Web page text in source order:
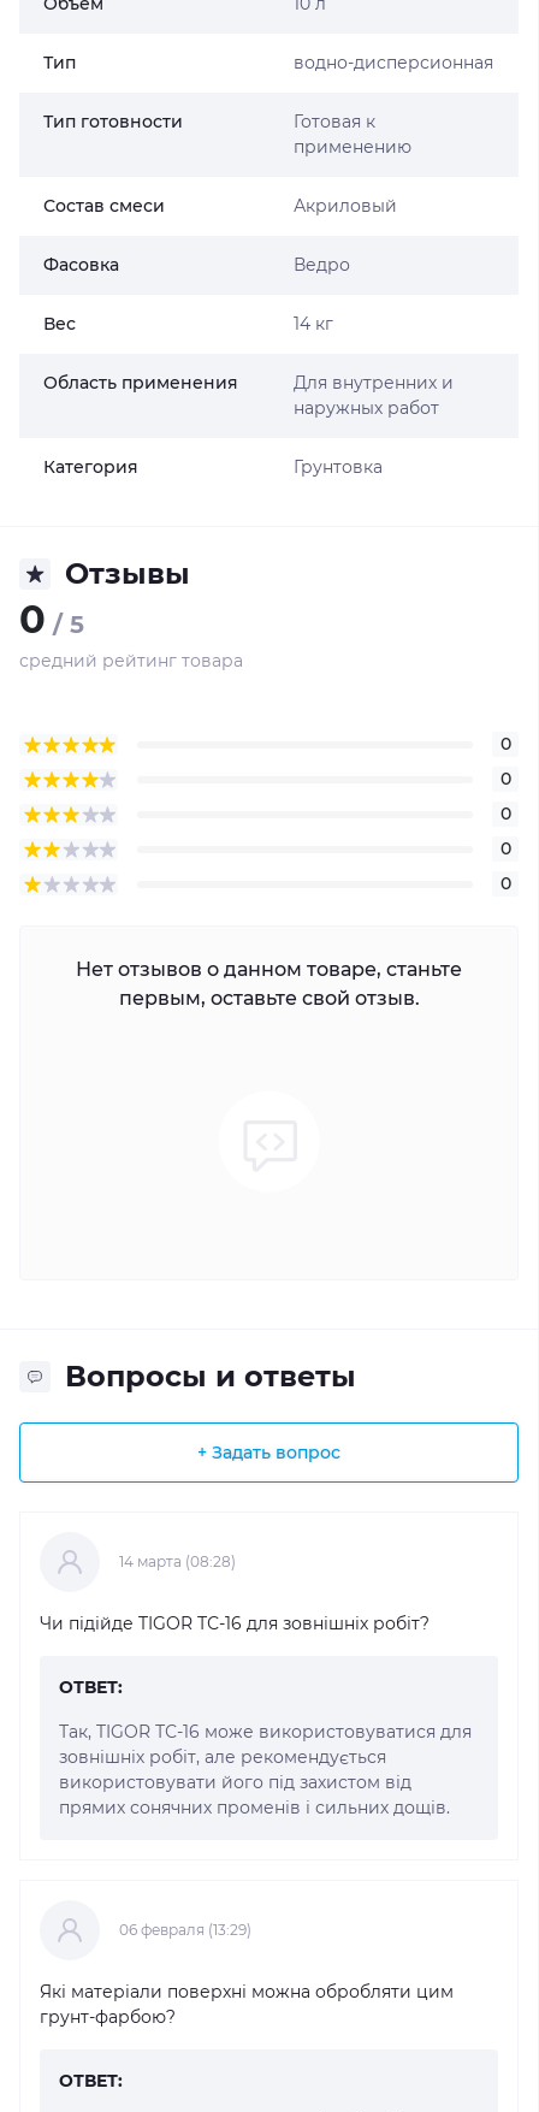
Тип водно-дисперсионная
Тип готовности
Готовая к
применению
Состав смеси Акриловый
Фасовка Ведро
Вес 14 кг
Область применения
Для внутренних и
наружных работ
Категория Грунтовка
Отзывы
0 / 5
средний рейтинг товара
0
0
0
0
0
Нет отзывов о данном товаре, станьте
первым, оставьте свой отзыв.
Вопросы и ответы
+ Задать вопрос
14 марта (08:28)
Чи підійде TIGOR ТС-16 для зовнішніх робіт?
ОТВЕТ:
Так, TIGOR ТС-16 може використовуватися для
зовнішніх робіт, але рекомендується
використовувати його під захистом від
прямих сонячних променів і сильних дощів.
06 февраля (13:29)
Які матеріали поверхні можна обробляти цим
грунт-фарбою?
ОТВЕТ: